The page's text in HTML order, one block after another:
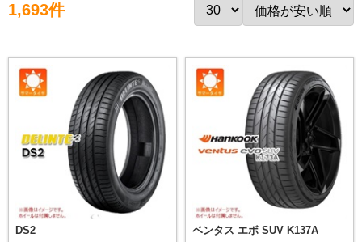
1,693件
DS2 ベンタス エボ SUV K137A